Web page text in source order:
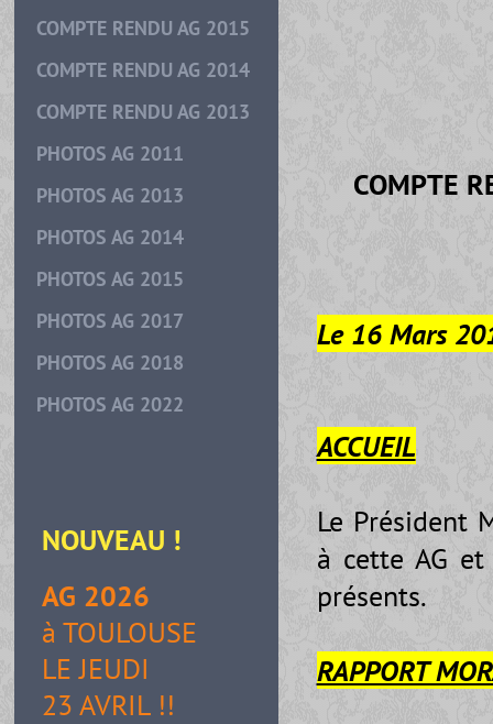
COMPTE RENDU AG 2015
COMPTE RENDU AG 2014
COMPTE RENDU AG 2013
PHOTOS AG 2011
PHOTOS AG 2013
PHOTOS AG 2014
PHOTOS AG 2015
PHOTOS AG 2017
PHOTOS AG 2018
PHOTOS AG 2022
NOUVEAU !
AG 2026
à TOULOUSE
LE JEUDI
23 AVRIL !!
COMPTE
Le 16 Mars
ACCUEIL
Le Président
à cette AG
présents.
RAPPORT